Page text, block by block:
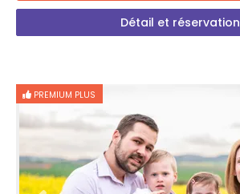
Détail et réservation
PREMIUM PLUS